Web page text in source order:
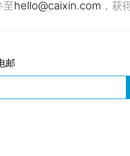
至hello@caixin.com ，获
邮